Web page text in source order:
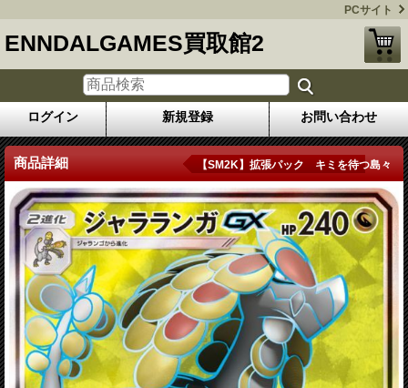
PCサイト
ENNDALGAMES買取館2
ログイン 新規登録 お問い合わせ
商品詳細 【SM2K】拡張パック キミを待つ島々